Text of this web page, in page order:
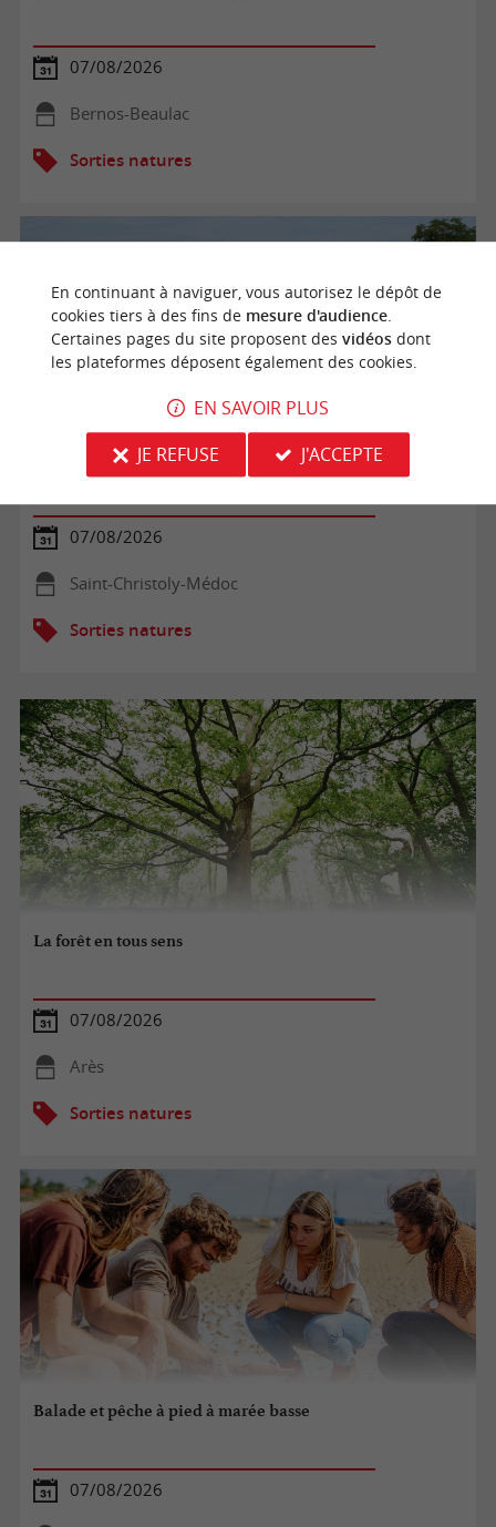
07/08/2026
Bernos-Beaulac
Sorties natures
Balade commentée dans le vignoble du Château Tour
Castillon
07/08/2026
Saint-Christoly-Médoc
Sorties natures
La forêt en tous sens
07/08/2026
Arès
Sorties natures
Balade et pêche à pied à marée basse
07/08/2026
En continuant à naviguer, vous autorisez le dépôt de
cookies tiers à des fins de mesure d'audience.
Certaines pages du site proposent des vidéosdont
les plateformes déposent également des cookies.
EN SAVOIR PLUS
JE REFUSE
J'ACCEPTE